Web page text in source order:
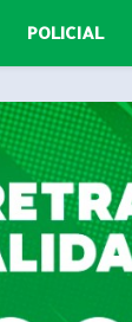
POLICIAL